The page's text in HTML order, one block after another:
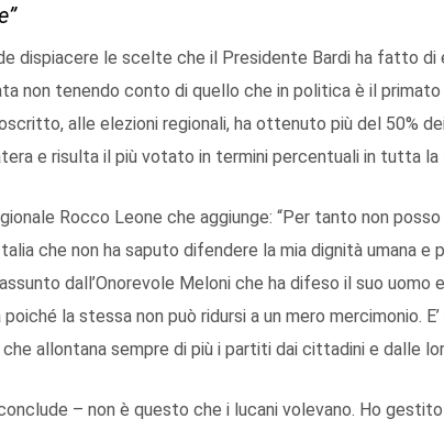
dispiacere le scelte che il Presidente Bardi ha fatto
non tenendo conto di quello che in politica è il
alle elezioni regionali, ha ottenuto più del 50%
e risulta il più votato in termini percentuali in tutta la
Rocco Leone che aggiunge: “Per tanto non
che non ha saputo difendere la mia dignità umana e
dall’Onorevole Meloni che ha difeso il suo uomo
la stessa non può ridursi a un mero mercimonio.
allontana sempre di più i partiti dai cittadini e dalle
– non è questo che i lucani volevano. Ho